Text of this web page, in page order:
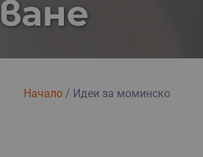
Начало/ Идеи за моминско